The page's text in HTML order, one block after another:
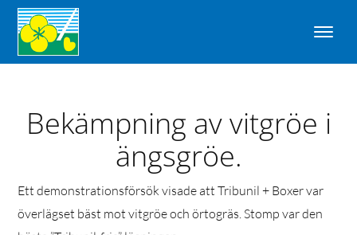
Bekämpning av vitgröe i
ängsgröe.
Ett demonstrationsförsök visade att Tribunil + Boxer var
överlägset bäst mot vitgröe och örtogräs. Stomp var den